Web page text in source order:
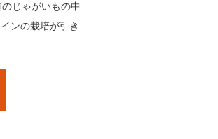
じゃがいもの中
ンの栽培が引き